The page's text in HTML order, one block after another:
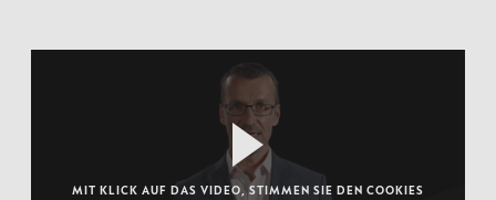
MIT KLICK AUF DAS VIDEO, STIMMEN SIE DEN COOKIES